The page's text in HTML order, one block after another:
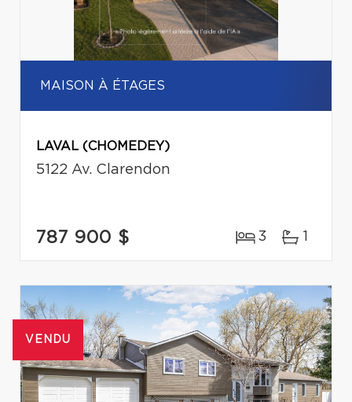
MAISON À ÉTAGES
LAVAL (CHOMEDEY)
5122 Av. Clarendon
787 900 $ 3 1
VENDU